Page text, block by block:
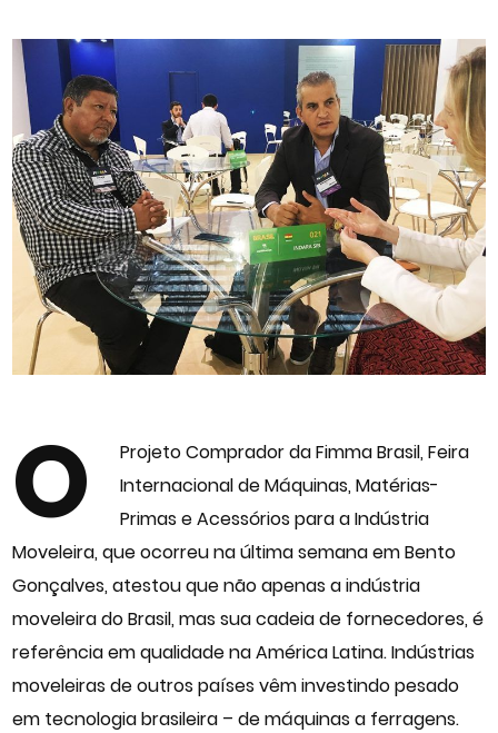
O
Projeto Comprador da Fimma Brasil, Feira
Internacional de Máquinas, Matérias-
Primas e Acessórios para a Indústria
Moveleira, que ocorreu na última semana em Bento
Gonçalves, atestou que não apenas a indústria
moveleira do Brasil, mas sua cadeia de fornecedores, é
referência em qualidade na América Latina. Indústrias
moveleiras de outros países vêm investindo pesado
em tecnologia brasileira – de máquinas a ferragens.